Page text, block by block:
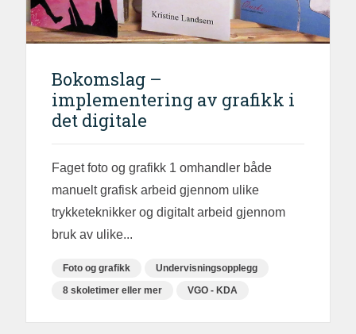
Bokomslag –
implementering av grafikk i
det digitale
Faget foto og grafikk 1 omhandler både
manuelt grafisk arbeid gjennom ulike
trykketeknikker og digitalt arbeid gjennom
bruk av ulike...
Foto og grafikk
Undervisningsopplegg
8 skoletimer eller mer
VGO - KDA